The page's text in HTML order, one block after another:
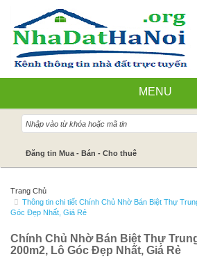
MENU
Nhà đất bán
Cần mua - Cần thuê
Dự án
Đăng tin Mua - Bán - Cho thuê
Trang Chủ
Thông tin chi tiết Chính Chủ Nhờ Bán Biệt Thự
Góc Đẹp Nhất, Giá Rẻ
Chính Chủ Nhờ Bán Biệt Thự
200m2, Lô Góc Đẹp Nhất, Giá Rẻ